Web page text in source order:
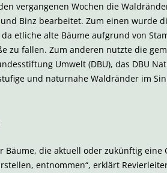
vergangenen Wochen die
und Binz bearbeitet. Zum einen wurde
etliche alte Bäume aufgrund von
zu fallen. Zum anderen nutzte die
Umwelt (DBU), das DBU
und naturnahe Waldränder im
Bäume, die aktuell oder zukünftig eine
entnommen“, erklärt